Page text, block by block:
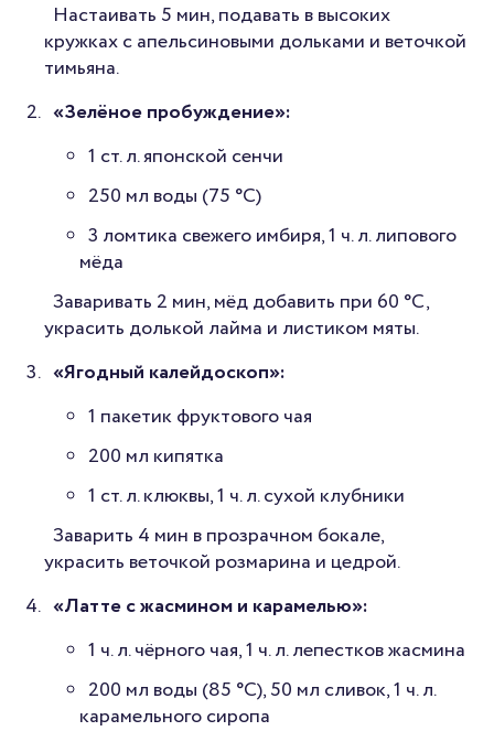
Настаивать 5 мин, подавать в высоких
кружках с апельсиновыми дольками и веточкой
тимьяна.
«Зелёное пробуждение»:
1 ст. л. японской сенчи
250 мл воды (75 °C)
3 ломтика свежего имбиря, 1 ч. л. липового
мёда
Заваривать 2 мин, мёд добавить при 60 °C,
украсить долькой лайма и листиком мяты.
«Ягодный калейдоскоп»:
1 пакетик фруктового чая
200 мл кипятка
1 ст. л. клюквы, 1 ч. л. сухой клубники
Заварить 4 мин в прозрачном бокале,
украсить веточкой розмарина и цедрой.
«Латте с жасмином и карамелью»:
1 ч. л. чёрного чая, 1 ч. л. лепестков жасмина
200 мл воды (85 °C), 50 мл сливок, 1 ч. л.
карамельного сиропа